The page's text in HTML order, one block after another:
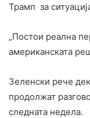
Трамп за
„Постои реална
американската
Зеленски рече
продолжат
следната недела.